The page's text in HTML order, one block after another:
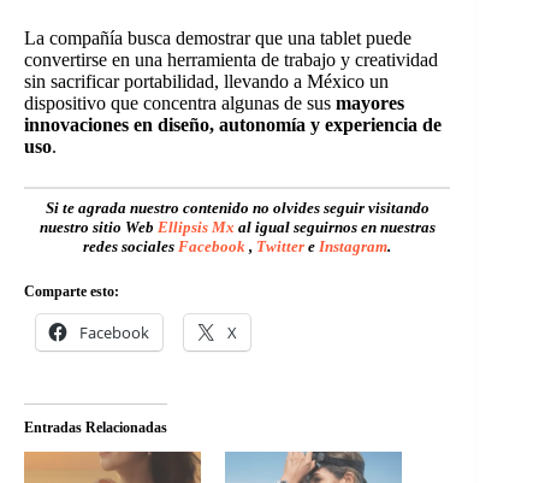
La compañía busca demostrar que una tablet puede
convertirse en una herramienta de trabajo y creatividad
sin sacrificar portabilidad, llevando a México un
dispositivo que concentra algunas de sus mayores
innovaciones en diseño, autonomía y experiencia de
uso.
Si te agrada nuestro contenido no olvides seguir visitando
nuestro sitio Web Ellipsis Mx al igual seguirnos en nuestras
redes sociales Facebook , Twitter e Instagram.
Comparte esto:
Facebook X
Entradas Relacionadas